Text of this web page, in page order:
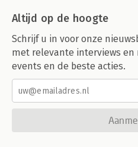
Altijd op de hoogte
Schrijf u in voor onze
met relevante interviews en
events en de beste acties.